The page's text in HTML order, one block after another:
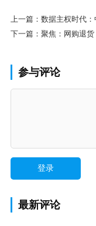
上一篇： 数据主权时代
下一篇： 聚焦：网购退货
参与评论
最新评论